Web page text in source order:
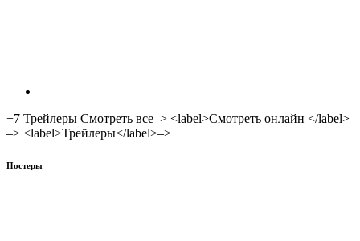
+7 Трейлеры Смотреть все–> <label>Смотреть онлайн </label>
–> <label>Трейлеры</label>–>
Постеры